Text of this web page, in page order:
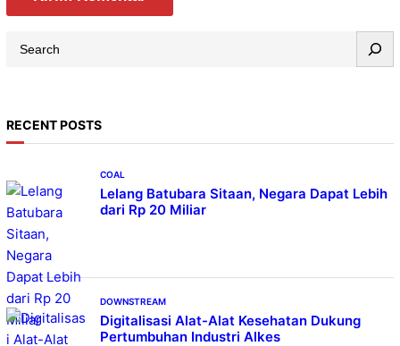
c
RECENT POSTS
COAL
Lelang Batubara Sitaan, Negara Dapat Lebih
dari Rp 20 Miliar
DOWNSTREAM
Digitalisasi Alat-Alat Kesehatan Dukung
Pertumbuhan Industri Alkes